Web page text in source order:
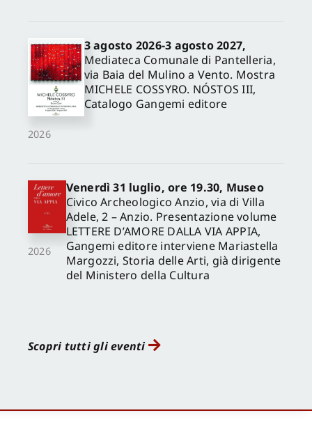
2026
3 agosto 2026-3 agosto 2027,
Mediateca Comunale di Pantelleria,
via Baia del Mulino a Vento. Mostra
MICHELE COSSYRO. NÓSTOS III,
Catalogo Gangemi editore
2026
Venerdì 31 luglio, ore 19.30, Museo
Civico Archeologico Anzio, via di Villa
Adele, 2 – Anzio. Presentazione volume
LETTERE D’AMORE DALLA VIA APPIA,
Gangemi editore interviene Mariastella
Margozzi, Storia delle Arti, già dirigente
del Ministero della Cultura
Scopri tutti gli eventi